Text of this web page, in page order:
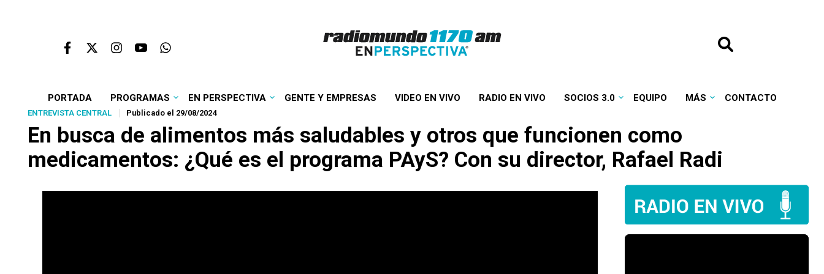
PORTADA PROGRAMAS EN PERSPECTIVA GENTE Y EMPRESAS VIDEO EN VIVO RADIO EN VIVO SOCIOS 3.0 EQUIPO MÁS CONTACTO
ENTREVISTA CENTRAL Publicado el 29/08/2024
En busca de alimentos más saludables y otros que funcionen como
medicamentos: ¿Qué es el programa PAyS? Con su director, Rafael Radi